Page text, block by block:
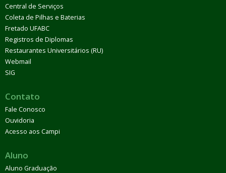
Central de Serviços
Coleta de Pilhas e Baterias
Fretado UFABC
Registros de Diplomas
Restaurantes Universitários (RU)
Webmail
SIG
Contato
Fale Conosco
Ouvidoria
Acesso aos Campi
Aluno
Aluno Graduação